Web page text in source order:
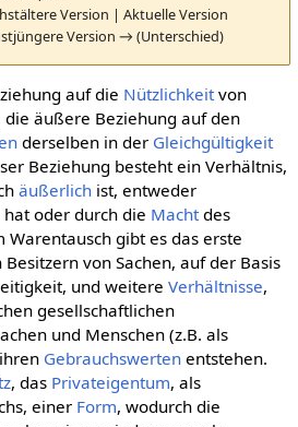
Version | Aktuelle Version
Version → (Unterschied)
auf die Nützlichkeitvon
die äußere Beziehung auf den
derselben in der Gleichgültigkeit
Beziehung besteht ein Verhältnis,
äußerlichist, entweder
oder durch die Machtdes
gibt es das erste
von Sachen, auf der Basis
und weitere Verhältnisse,
gesellschaftlichen
und Menschen (z.B. als
Gebrauchswertenentstehen.
, das Privateigentum, als
einer Form, wodurch die